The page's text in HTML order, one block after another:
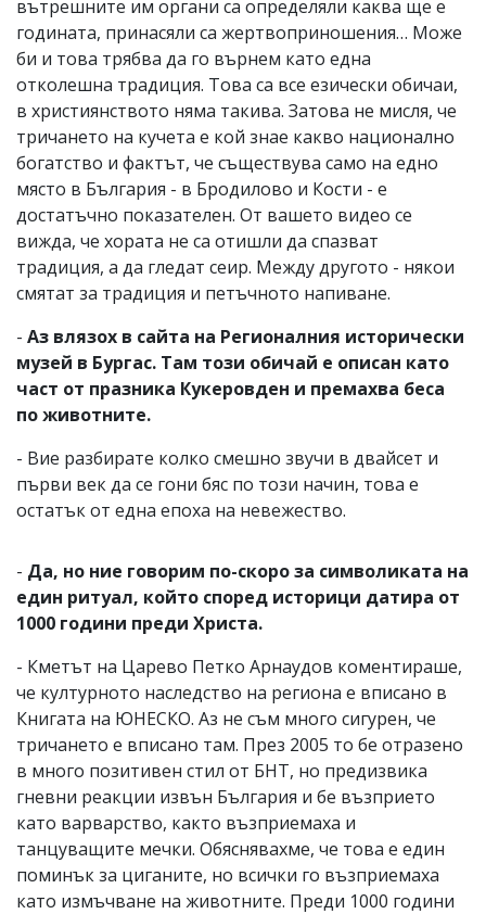
вътрешните им органи са определяли каква ще е
годината, принасяли са жертвоприношения… Може
би и това трябва да го върнем като една
отколешна традиция. Това са все езически обичаи,
в християнството няма такива. Затова не мисля, че
тричането на кучета е кой знае какво национално
богатство и фактът, че съществува само на едно
място в България - в Бродилово и Кости - е
достатъчно показателен. От вашето видео се
вижда, че хората не са отишли да спазват
традиция, а да гледат сеир. Между другото - някои
смятат за традиция и петъчното напиване.
- Аз влязох в сайта на Регионалния исторически
музей в Бургас. Там този обичай е описан като
част от празника Кукеровден и премахва беса
по животните.
- Вие разбирате колко смешно звучи в двайсет и
първи век да се гони бяс по този начин, това е
остатък от една епоха на невежество.
- Да, но ние говорим по-скоро за символиката на
един ритуал, който според историци датира от
1000 години преди Христа.
- Кметът на Царево Петко Арнаудов коментираше,
че културното наследство на региона е вписано в
Книгата на ЮНЕСКО. Аз не съм много сигурен, че
тричането е вписано там. През 2005 то бе отразено
в много позитивен стил от БНТ, но предизвика
гневни реакции извън България и бе възприето
като варварство, както възприемаха и
танцуващите мечки. Обяснявахме, че това е един
поминък за циганите, но всички го възприемаха
като измъчване на животните. Преди 1000 години